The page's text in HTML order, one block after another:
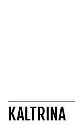
KALTRINA